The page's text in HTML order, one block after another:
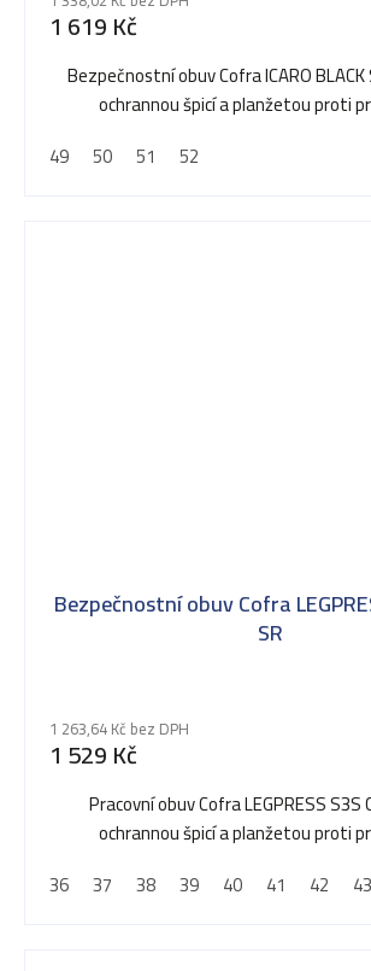
1 619 Kč
Bezpečnostní obuv Cofra ICARO BLACK
ochrannou špicí a planžetou proti
49
50 51 52
Bezpečnostní obuv Cofra
SR
1 263,64 Kč bez DPH
1 529 Kč
Pracovní obuv Cofra LEGPRESS S3S
ochrannou špicí a planžetou proti
36
37 38 39 40 41 42 43